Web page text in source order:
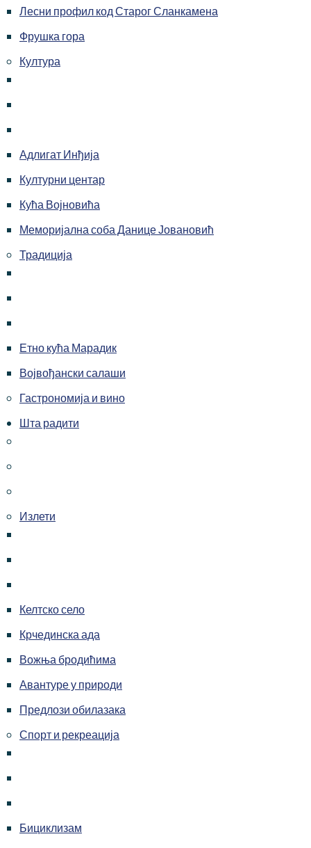
Лесни профил код Старог Сланкамена
Фрушка гора
Култура
Адлигат Инђија
Културни центар
Кућа Војновића
Меморијална соба Данице Јовановић
Традиција
Етно кућа Марадик
Војвођански салаши
Гастрономија и вино
Шта радити
Излети
Келтско село
Крчединска ада
Вожња бродићима
Авантуре у природи
Предлози обилазака
Спорт и рекреација
Бициклизам